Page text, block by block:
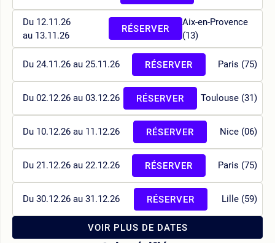
Du 12.11.26
au 13.11.26
Aix-en-Provence
(13)
RÉSERVER
Du 24.11.26 au 25.11.26 Paris (75)
RÉSERVER
Du 02.12.26 au 03.12.26 Toulouse (31)
RÉSERVER
Du 10.12.26 au 11.12.26 Nice (06)
RÉSERVER
Du 21.12.26 au 22.12.26 Paris (75)
RÉSERVER
Du 30.12.26 au 31.12.26 Lille (59)
RÉSERVER
VOIR PLUS DE DATES